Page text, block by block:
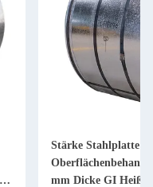
Stärke Stahlplatte
mm Dicke GI